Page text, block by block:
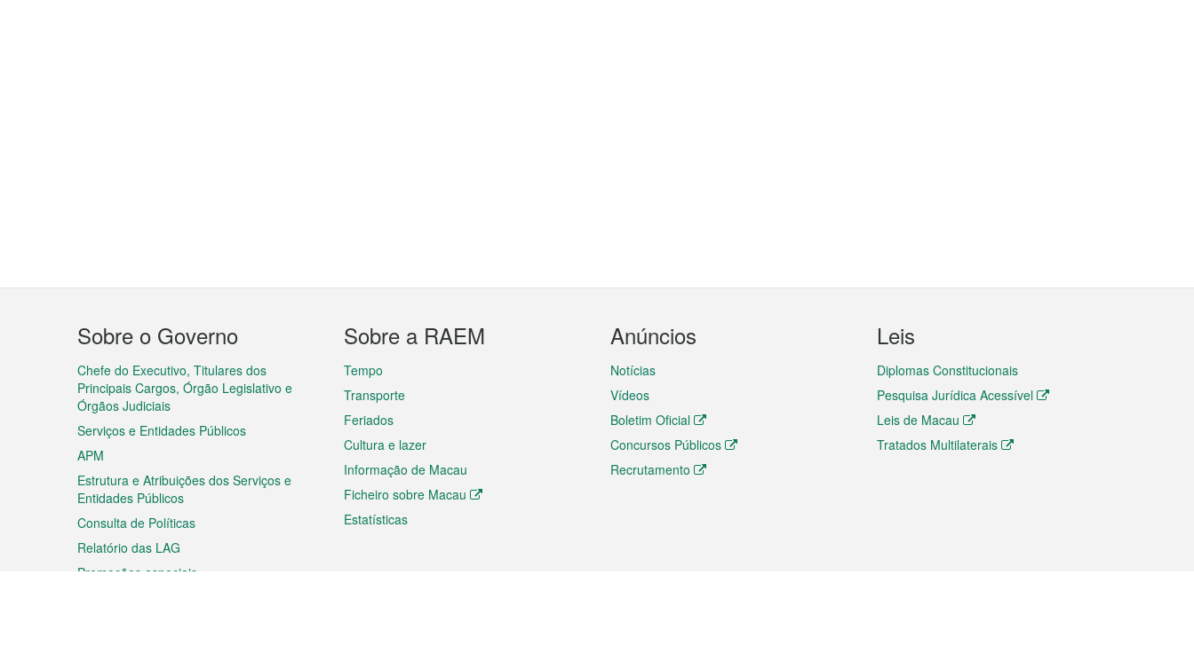
Menu
do
rodapé
Sobre o Governo
Chefe do Executivo, Titulares dos
Principais Cargos, Órgão Legislativo e
Órgãos Judiciais
Serviços e Entidades Públicos
APM
Estrutura e Atribuições dos Serviços e
Entidades Públicos
Consulta de Políticas
Relatório das LAG
Promoções especiais
Sobre a RAEM
Tempo
Transporte
Feriados
Cultura e lazer
Informação de Macau
Ficheiro sobre Macau
Estatísticas
Anúncios
Notícias
Vídeos
Boletim Oficial
Concursos Públicos
Recrutamento
Leis
Diplomas Constitucionais
Pesquisa Jurídica Acessível
Leis de Macau
Tratados Multilaterais